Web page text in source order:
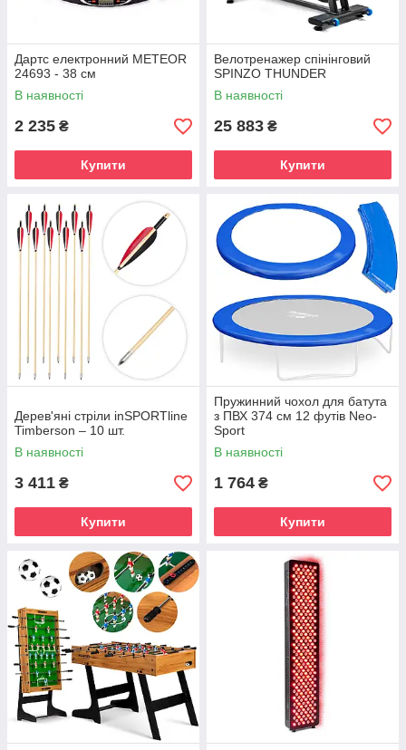
Дартс електронний METEOR
24693 - 38 см
В наявності
2 235 ₴
Купити
Велотренажер спінінговий
SPINZO THUNDER
В наявності
25 883 ₴
Купити
Дерев'яні стріли inSPORTline
Timberson – 10 шт.
В наявності
3 411 ₴
Купити
Пружинний чохол для батута
з ПВХ 374 см 12 футів Neo-
Sport
В наявності
1 764 ₴
Купити